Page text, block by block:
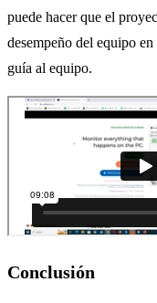
puede hacer que el
desempeño del equipo
guía al equipo.
Conclusión